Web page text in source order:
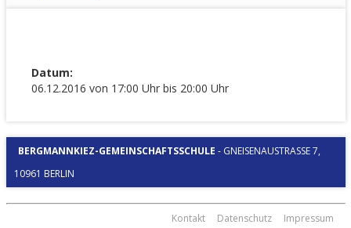
Datum:
06.12.2016 von 17:00 Uhr bis 20:00 Uhr
BERGMANNKIEZ-GEMEINSCHAFTSSCHULE - GNEISENAUSTRASSE 7, 1
0961 BERLIN
Kontakt Datenschutz Impressum